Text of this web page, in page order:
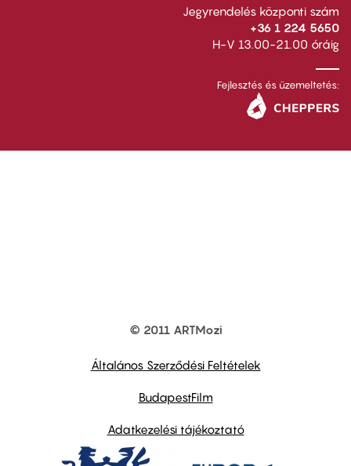
Jegyrendelés központi szám
+36 1 224 5650
H-V 13.00-21.00 óráig
Fejlesztés és üzemeltetés:
© 2011 ARTMozi
Általános Szerződési Feltételek
BudapestFilm
Adatkezelési tájékoztató